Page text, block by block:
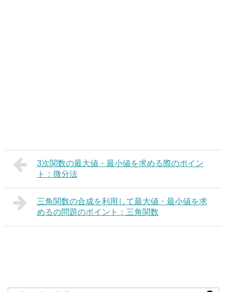
3次関数の最大値・最小値を求める際のポイン
ト：微分法
三角関数の合成を利用して最大値・最小値を求
めるの問題のポイント：三角関数